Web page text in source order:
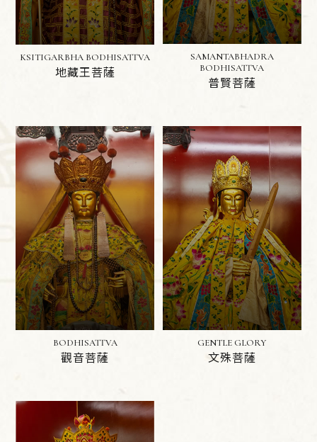
KSITIGARBHA BODHISATTVA
地藏王菩薩
SAMANTABHADRA
BODHISATTVA
普賢菩薩
BODHISATTVA
觀音菩薩
GENTLE GLORY
文殊菩薩